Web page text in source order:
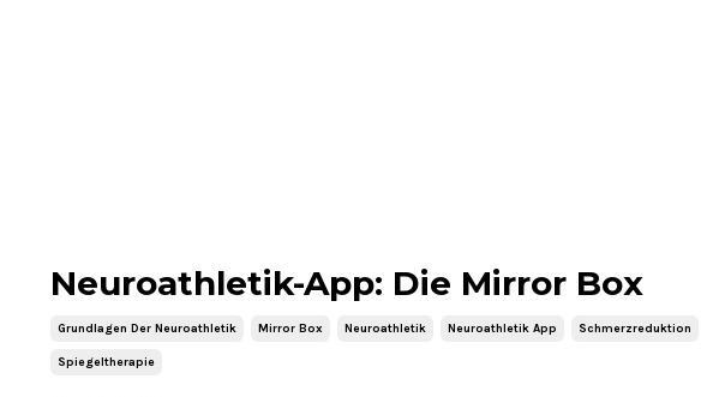
Neuroathletik-App: Die Mirror Box
Grundlagen Der Neuroathletik Mirror Box Neuroathletik Neuroathletik App Schmerzreduktion
Spiegeltherapie